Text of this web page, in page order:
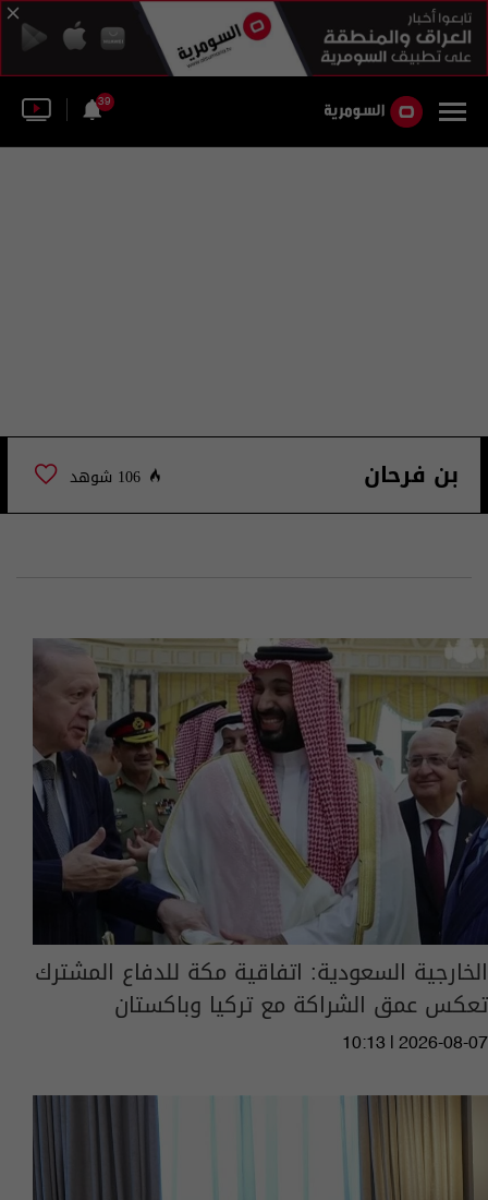
39
بن فرحان 106 شوهد
الخارجية السعودية: اتفاقية مكة للدفاع المشترك
تعكس عمق الشراكة مع تركيا وباكستان
10:13 | 2026-08-07